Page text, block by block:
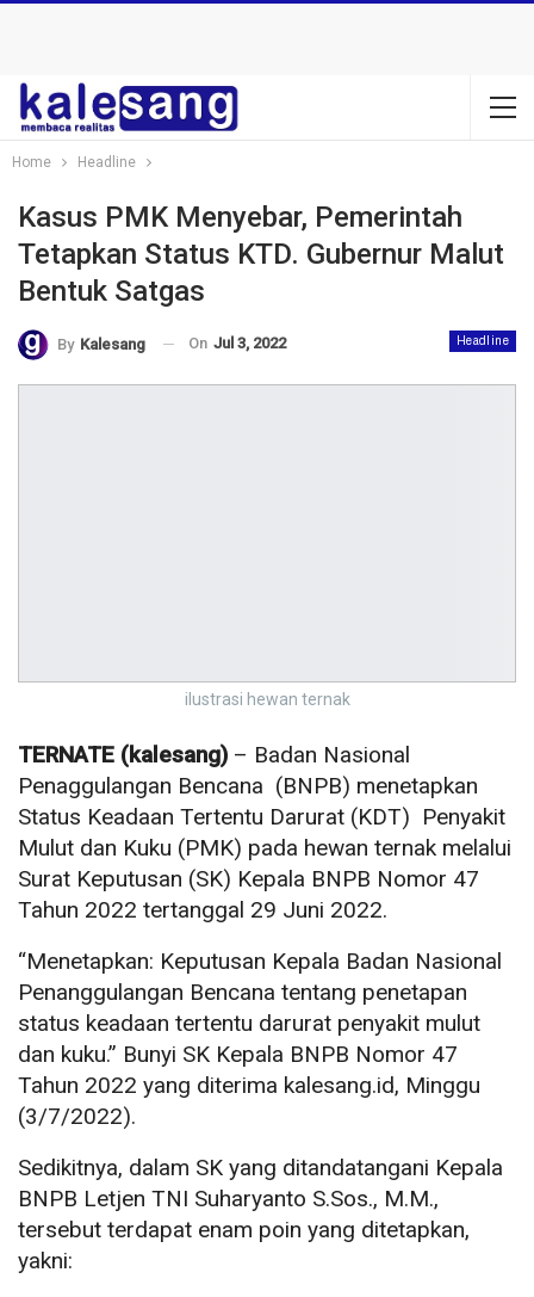
Home Headline
Kasus PMK Menyebar, Pemerintah
Tetapkan Status KTD. Gubernur Malut
Bentuk Satgas
Headline
By Kalesang On Jul 3, 2022
ilustrasi hewan ternak
TERNATE (kalesang) – Badan Nasional
Penaggulangan Bencana (BNPB) menetapkan
Status Keadaan Tertentu Darurat (KDT) Penyakit
Mulut dan Kuku (PMK) pada hewan ternak melalui
Surat Keputusan (SK) Kepala BNPB Nomor 47
Tahun 2022 tertanggal 29 Juni 2022.
“Menetapkan: Keputusan Kepala Badan Nasional
Penanggulangan Bencana tentang penetapan
status keadaan tertentu darurat penyakit mulut
dan kuku.” Bunyi SK Kepala BNPB Nomor 47
Tahun 2022 yang diterima kalesang.id, Minggu
(3/7/2022).
Sedikitnya, dalam SK yang ditandatangani Kepala
BNPB Letjen TNI Suharyanto S.Sos., M.M.,
tersebut terdapat enam poin yang ditetapkan,
yakni: